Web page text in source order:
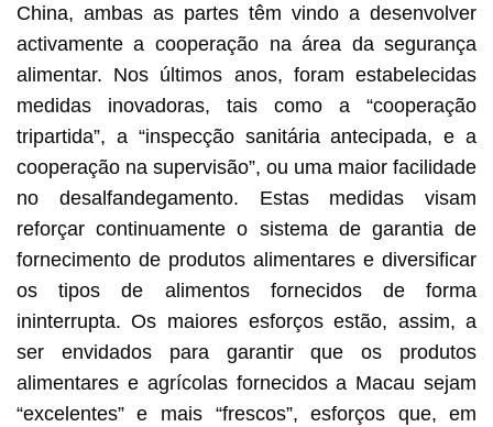
China, ambas as partes têm vindo a desenvolver
activamente a cooperação na área da segurança
alimentar. Nos últimos anos, foram estabelecidas
medidas inovadoras, tais como a “cooperação
tripartida”, a “inspecção sanitária antecipada, e a
cooperação na supervisão”, ou uma maior facilidade
no desalfandegamento. Estas medidas visam
reforçar continuamente o sistema de garantia de
fornecimento de produtos alimentares e diversificar
os tipos de alimentos fornecidos de forma
ininterrupta. Os maiores esforços estão, assim, a
ser envidados para garantir que os produtos
alimentares e agrícolas fornecidos a Macau sejam
“excelentes” e mais “frescos”, esforços que, em